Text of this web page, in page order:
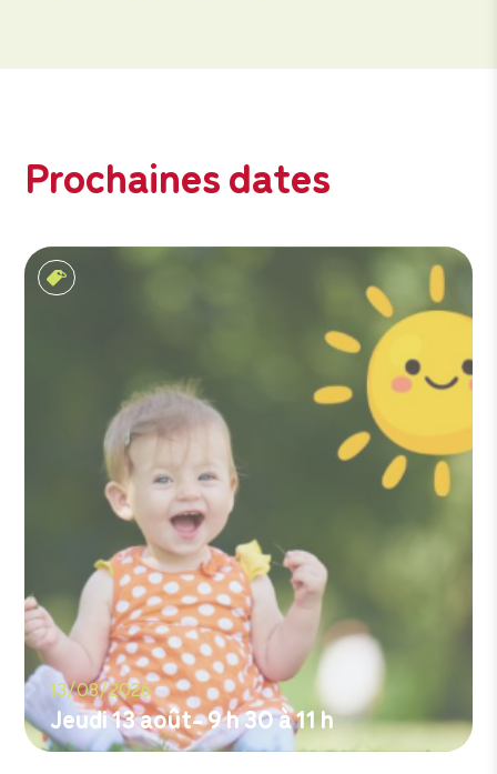
Prochaines dates
Les matins soleil
13/08/2026
Jeudi 13 août- 9 h 30 à 11 h